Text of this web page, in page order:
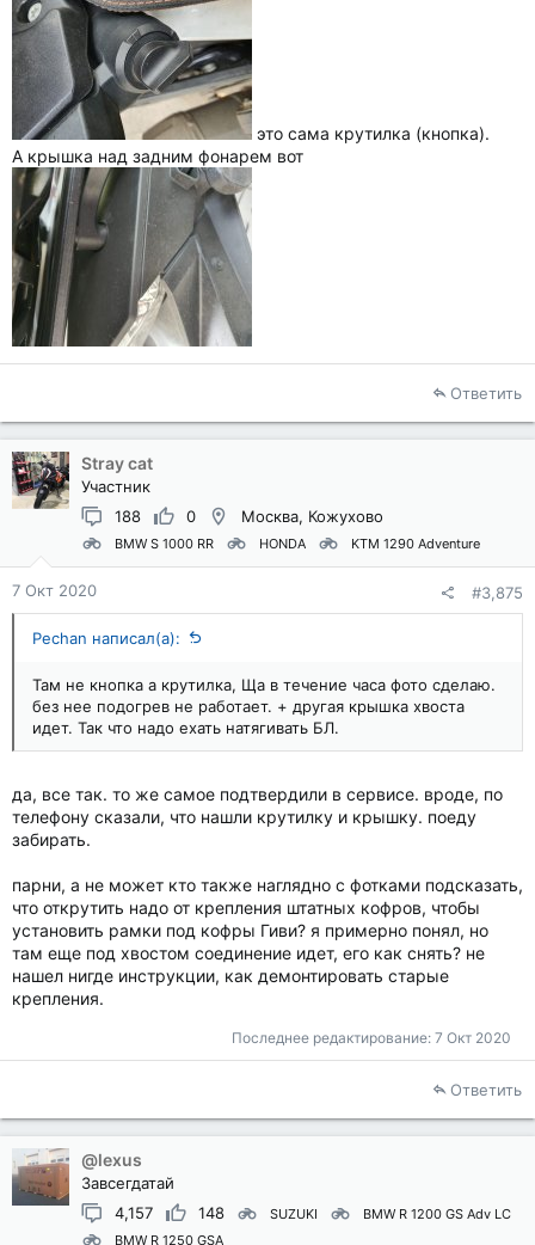
это сама крутилка (кнопка).
А крышка над задним фонарем вот
Ответить
Stray cat
Участник
188
0 Москва, Кожухово
BMW S 1000 RR HONDA KTM 1290 Adventure
7 Окт 2020 #3,875
Pechan написал(а):
Там не кнопка а крутилка, Ща в течение часа фото сделаю.
без нее подогрев не работает. + другая крышка хвоста
идет. Так что надо ехать натягивать БЛ.
да, все так. то же самое подтвердили в сервисе. вроде, по
телефону сказали, что нашли крутилку и крышку. поеду
забирать.
парни, а не может кто также наглядно с фотками подсказать,
что открутить надо от крепления штатных кофров, чтобы
установить рамки под кофры Гиви? я примерно понял, но
там еще под хвостом соединение идет, его как снять? не
нашел нигде инструкции, как демонтировать старые
крепления.
Последнее редактирование: 7 Окт 2020
Ответить
@lexus
Завсегдатай
4,157
148 SUZUKI
BMW R 1200 GS Adv LC
BMW R 1250 GSA